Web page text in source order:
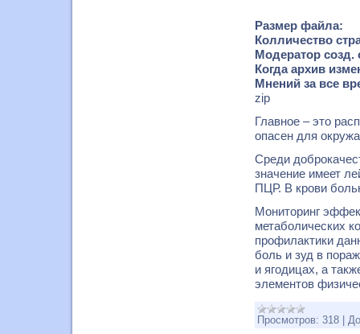
Размер файла:
Колличество
Модератор созд.
Когда архив
Мнений за все
zip
Главное – это
опасен для
Среди
значение имеет
ПЦР. В крови
Мониторинг
метаболических
профилактики
боль и зуд в
и ягодицах, а
элементов
Просмотров: 318